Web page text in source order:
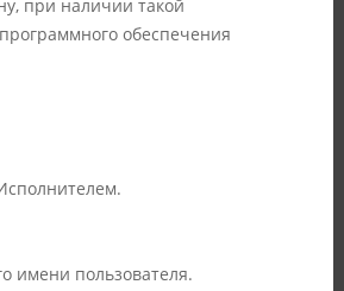
при наличии такой
обеспечения
имени пользователя.